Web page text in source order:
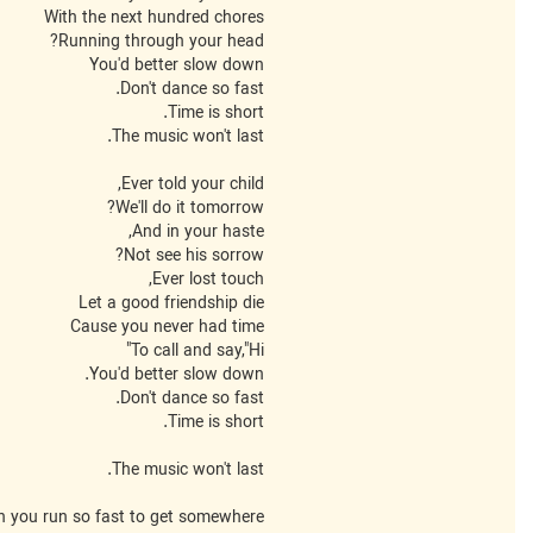
With the next hundred chores
Running through your head?
You'd better slow down
Don't dance so fast.
Time is short.
The music won't last.
Ever told your child,
We'll do it tomorrow?
And in your haste,
Not see his sorrow?
Ever lost touch,
Let a good friendship die
Cause you never had time
To call and say,"Hi"
You'd better slow down.
Don't dance so fast.
Time is short.
The music won't last.
you run so fast to get somewhere